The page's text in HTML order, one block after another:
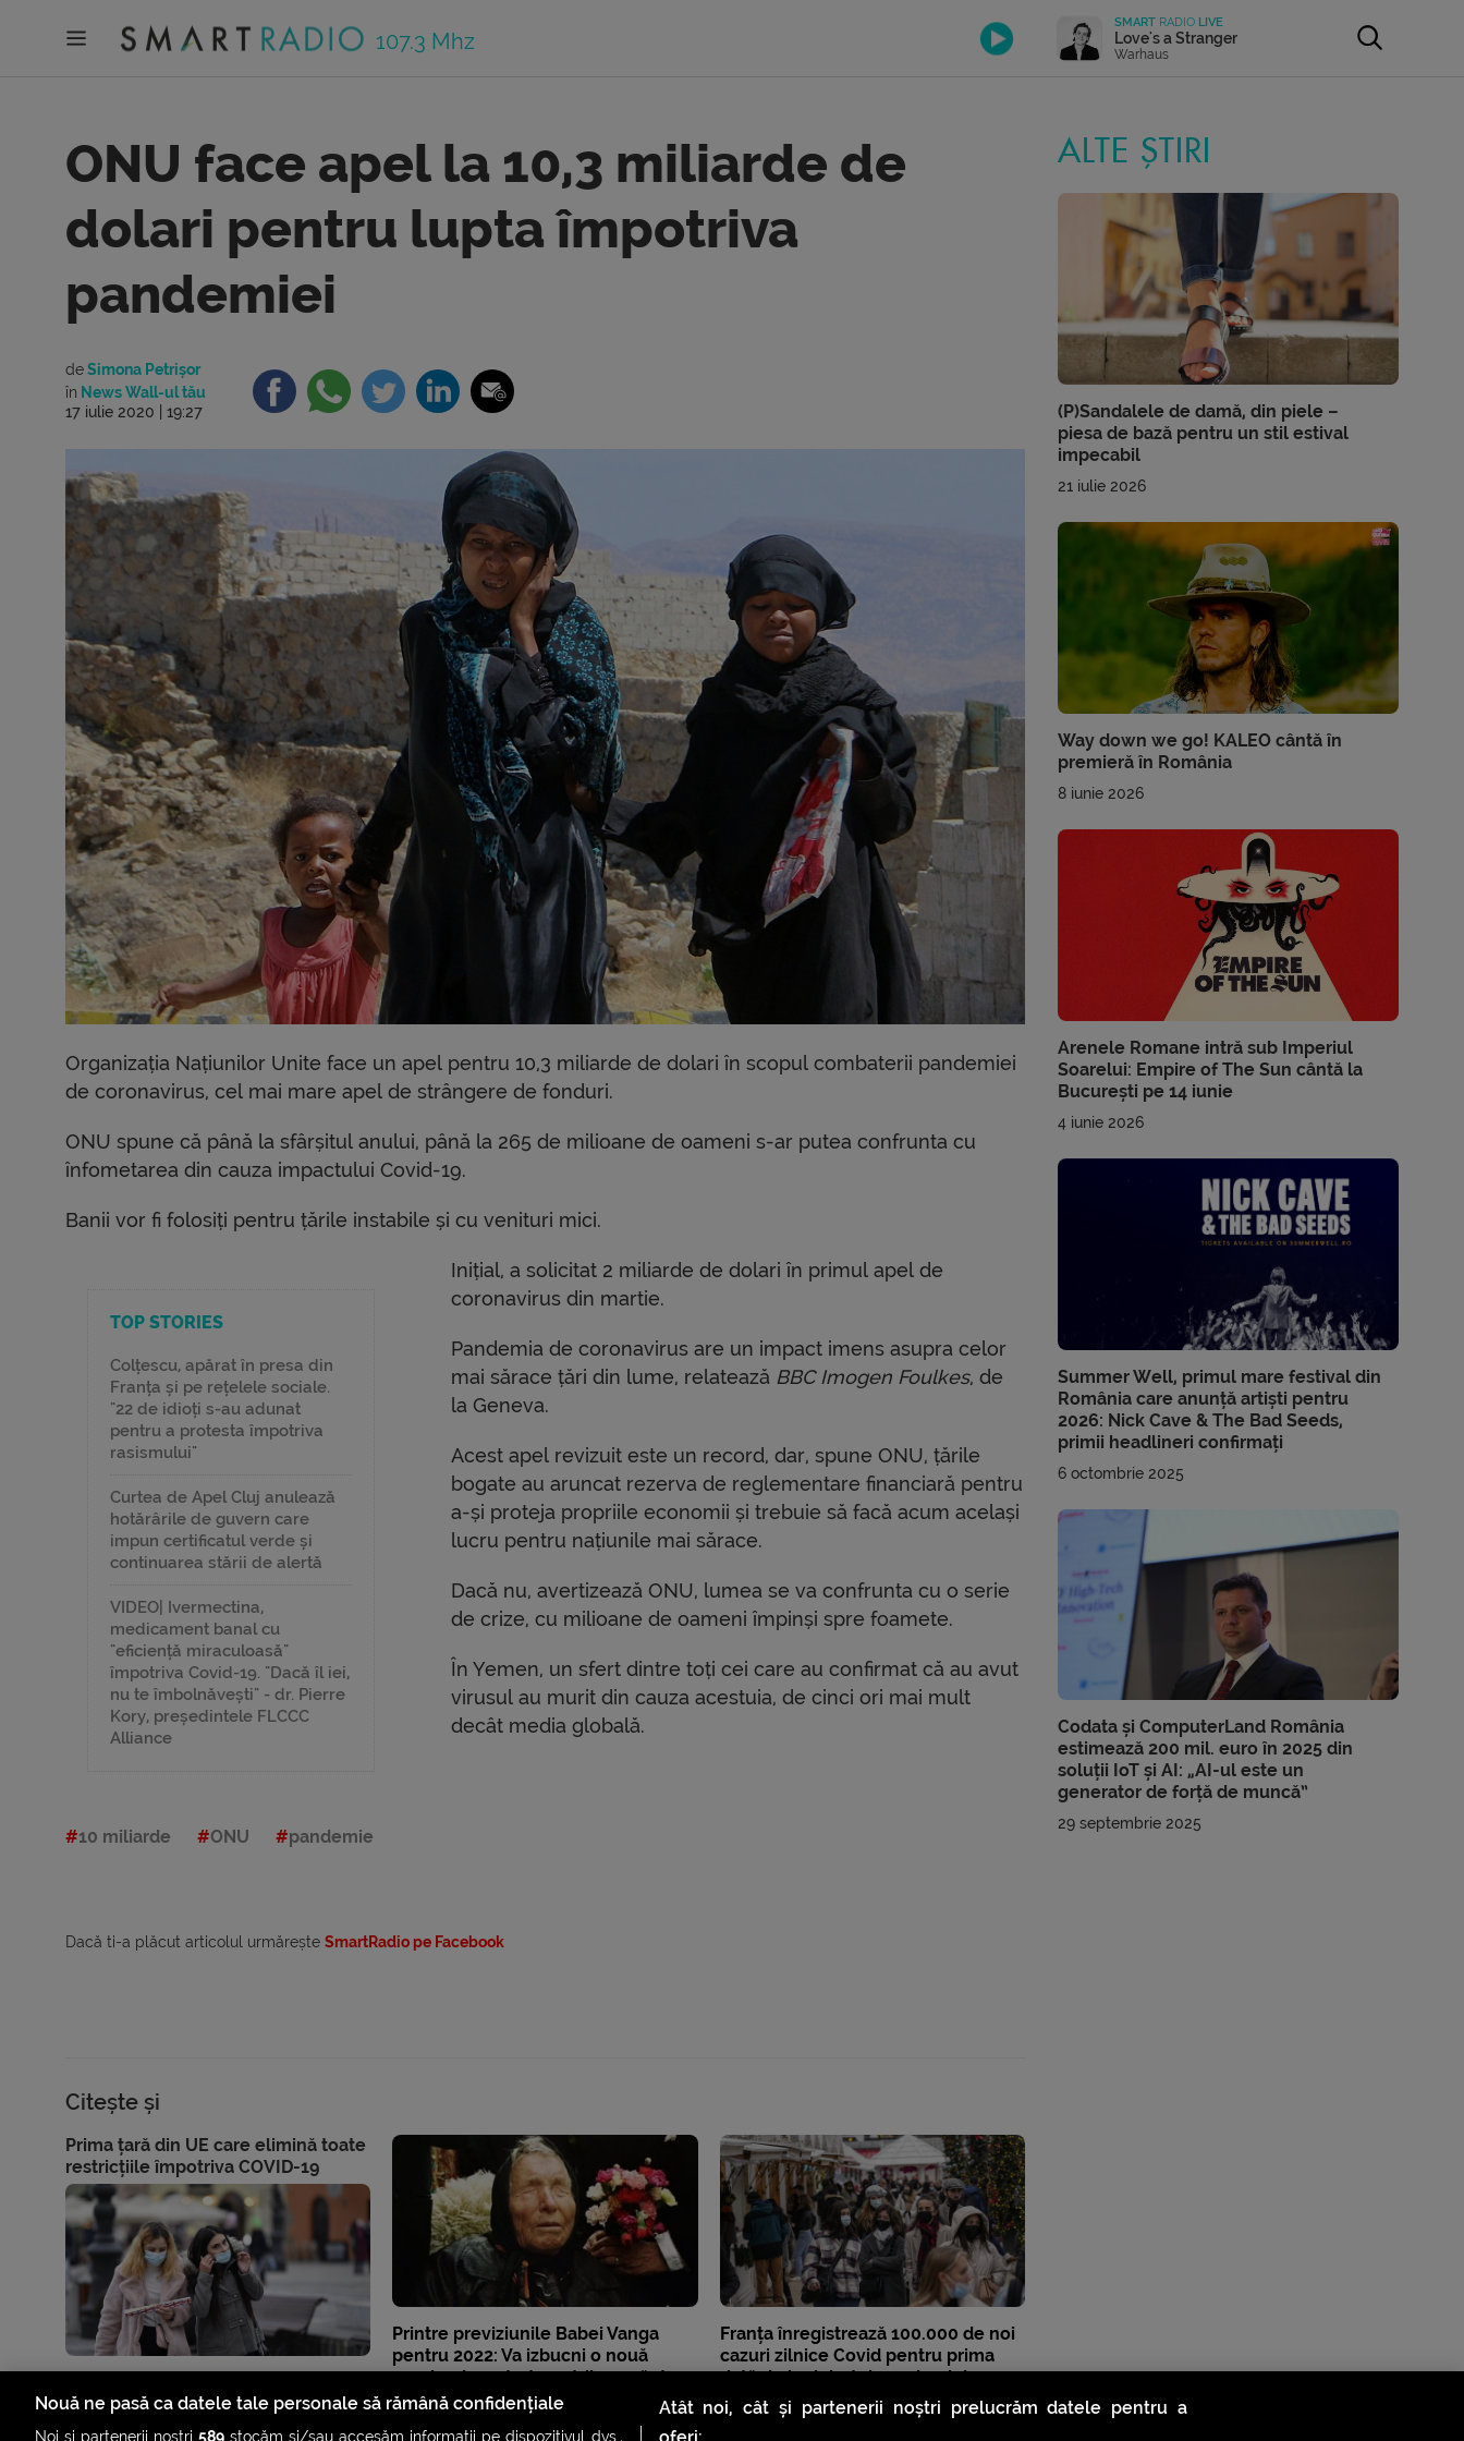
107.3 Mhz
SMART RADIO LIVE
Love's a Stranger
Warhaus
ONU face apel la 10,3 miliarde de
dolari pentru lupta împotriva
pandemiei
deSimona Petrișor
în News Wall-ul tău
17 iulie 2020 | 19:27
Organizația Națiunilor Unite face un apel pentru 10,3 miliarde de dolari în scopul combaterii pandemiei
de coronavirus, cel mai mare apel de strângere de fonduri.
ONU spune că până la sfârșitul anului, până la 265 de milioane de oameni s-ar putea confrunta cu
înfometarea din cauza impactului Covid-19.
Banii vor fi folosiți pentru țările instabile și cu venituri mici.
TOP STORIES
Colțescu, apărat în presa din
Franța și pe rețelele sociale.
"22 de idioți s-au adunat
pentru a protesta împotriva
rasismului"
Curtea de Apel Cluj anulează
hotărârile de guvern care
impun certificatul verde și
continuarea stării de alertă
VIDEO| Ivermectina,
medicament banal cu
"eficiență miraculoasă"
împotriva Covid-19. "Dacă îl iei,
nu te îmbolnăvești" - dr. Pierre
Kory, președintele FLCCC
Alliance
Inițial, a solicitat 2 miliarde de dolari în primul apel de
coronavirus din martie.
Pandemia de coronavirus are un impact imens asupra celor
mai sărace țări din lume, relatează BBC Imogen Foulkes, de
la Geneva.
Acest apel revizuit este un record, dar, spune ONU, țările
bogate au aruncat rezerva de reglementare financiară pentru
a-și proteja propriile economii și trebuie să facă acum același
lucru pentru națiunile mai sărace.
Dacă nu, avertizează ONU, lumea se va confrunta cu o serie
de crize, cu milioane de oameni împinși spre foamete.
În Yemen, un sfert dintre toți cei care au confirmat că au avut
virusul au murit din cauza acestuia, de cinci ori mai mult
decât media globală.
10 miliarde ONU pandemie
Dacă ti-a plăcut articolul urmărește SmartRadio pe Facebook
Citește și
Prima țară din UE care elimină toate
restricțiile împotriva COVID-19
Printre previziunile Babei Vanga
pentru 2022: Va izbucni o nouă
pandemie, extratereștrii vor căuta
forme de viață pe Pământ
Franța înregistrează 100.000 de noi
cazuri zilnice Covid pentru prima
dată de la debutul pandemiei
ALTE ȘTIRI
(P)Sandalele de damă, din piele –
piesa de bază pentru un stil estival
impecabil
21 iulie 2026
Way down we go! KALEO cântă în
premieră în România
8 iunie 2026
Arenele Romane intră sub Imperiul
Soarelui: Empire of The Sun cântă la
București pe 14 iunie
4 iunie 2026
Summer Well, primul mare festival din
România care anunță artiști pentru
2026: Nick Cave & The Bad Seeds,
primii headlineri confirmați
6 octombrie 2025
Codata și ComputerLand România
estimează 200 mil. euro în 2025 din
soluții IoT și AI: „AI-ul este un
generator de forță de muncă”
29 septembrie 2025
Nouă ne pasă ca datele tale personale să rămână confidențiale
Atât noi, cât și partenerii noștri prelucrăm datele pentru a